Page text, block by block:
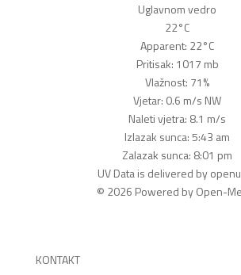
Uglavnom vedro
22°C
Apparent: 22°C
Pritisak: 1017 mb
Vlažnost: 71%
Vjetar: 0.6 m/s NW
Naleti vjetra: 8.1 m/s
Izlazak sunca: 5:43 am
Zalazak sunca: 8:01 pm
UV Data is delivered by
© 2026 Powered by Open-
KONTAKT